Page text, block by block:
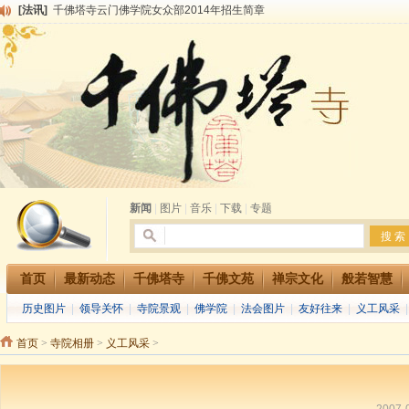
[法讯]
千佛塔寺兴建佛学院综合大楼缘起
[法讯]
共赴华藏世界 进入最后七天倒计时 殊胜华严法会 快快同享富贵庄严海
千佛塔寺阅藏堂周末阅藏报名通知
清明节祭祖报恩地藏法会
[法讯]
本寺方丈上明下慧尼和尚开讲《六祖坛经》
[法讯] 2015-3-26师父于法堂对大众的开示
[法讯] 广东千佛塔寺云门佛学院女众部 2016年招生简章
[法讯]
恭请海涛法师莅临千佛塔寺弘法
[法讯]
2014年七月大法会 祈福息灾地藏七 冥阳两利普渡群蒙盂兰盆
新闻 图片 音乐 下载 专题
首页 最新动态 千佛塔寺 千佛文苑 禅宗文化 般若智慧
历史图片 领导关怀 寺院景观 佛学院 法会图片 友好往来 义工风采
首页 > 寺院相册 > 义工风采 >